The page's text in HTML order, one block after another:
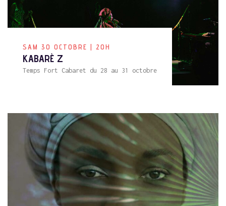
SAM 30 OCTOBRE | 20H
KABARÈ Z
Temps Fort Cabaret du 28 au 31 octobre